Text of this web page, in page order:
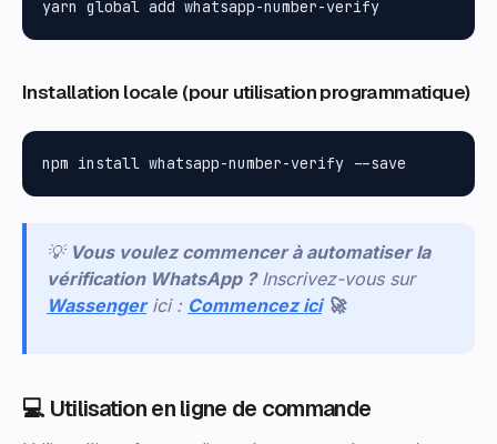
Installation locale (pour utilisation programmatique)
💡 Vous voulez commencer à automatiser la
vérification WhatsApp ? Inscrivez-vous sur
Wassenger ici : Commencez ici 🚀
💻 Utilisation en ligne de commande